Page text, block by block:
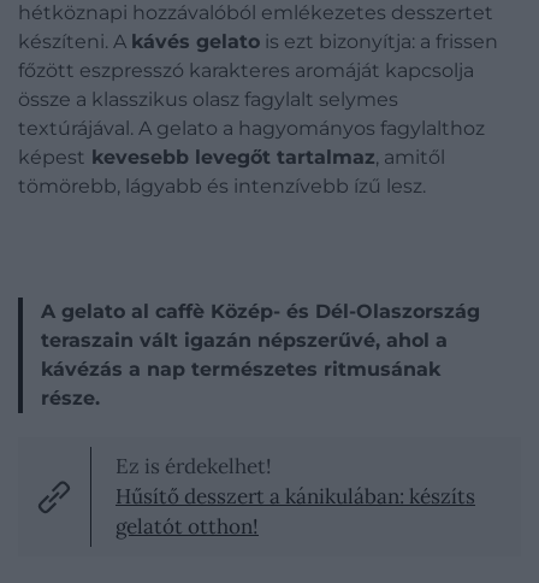
hétköznapi hozzávalóból emlékezetes desszertet
készíteni. A kávés gelato is ezt bizonyítja: a frissen
főzött eszpresszó karakteres aromáját kapcsolja
össze a klasszikus olasz fagylalt selymes
textúrájával. A gelato a hagyományos fagylalthoz
képest kevesebb levegőt tartalmaz, amitől
tömörebb, lágyabb és intenzívebb ízű lesz.
A gelato al caffè Közép- és Dél-Olaszország
teraszain vált igazán népszerűvé, ahol a
kávézás a nap természetes ritmusának
része.
Ez is érdekelhet!
Hűsítő desszert a kánikulában: készíts
gelatót otthon!